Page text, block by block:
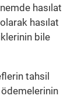
hasılat
hasılat
bile
tahsil